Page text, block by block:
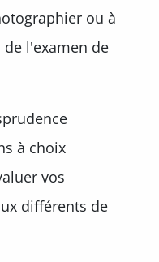
ou à
l'examen de
à choix
vos
différents de